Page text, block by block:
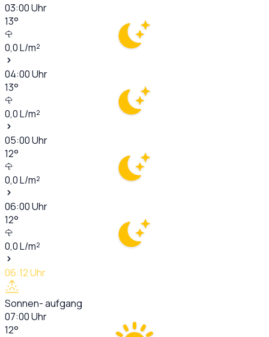
03:00Uhr
13°
0,0L/m²
04:00Uhr
13°
0,0L/m²
05:00Uhr
12°
0,0L/m²
06:00Uhr
12°
0,0L/m²
06:12Uhr
Sonnen- aufgang
07:00Uhr
12°